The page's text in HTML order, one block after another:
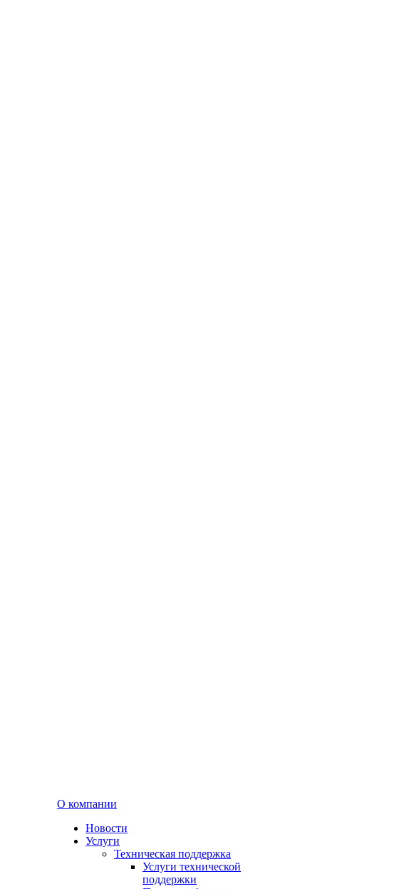
О компании
Новости
Услуги
Техническая поддержка
Услуги технической
поддержки